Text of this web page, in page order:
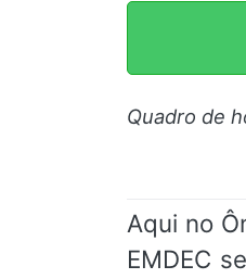
Quadro de
Aqui no
EMDEC